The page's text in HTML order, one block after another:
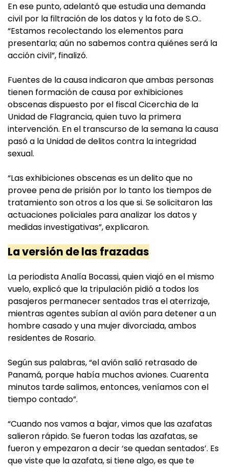
En ese punto, adelantó que estudia una demanda
civil por la filtración de los datos y la foto de S.O..
“Estamos recolectando los elementos para
presentarla; aún no sabemos contra quiénes será la
acción civil”, finalizó.
Fuentes de la causa indicaron que ambas personas
tienen formación de causa por exhibiciones
obscenas dispuesto por el fiscal Cicerchia de la
Unidad de Flagrancia, quien tuvo la primera
intervención. En el transcurso de la semana la causa
pasó a la Unidad de delitos contra la integridad
sexual.
“Las exhibiciones obscenas es un delito que no
provee pena de prisión por lo tanto los tiempos de
tratamiento son otros a los que si. Se solicitaron las
actuaciones policiales para analizar los datos y
medidas investigativas”, explicaron.
La versión de las frazadas
La periodista Analía Bocassi, quien viajó en el mismo
vuelo, explicó que la tripulación pidió a todos los
pasajeros permanecer sentados tras el aterrizaje,
mientras agentes subían al avión para detener a un
hombre casado y una mujer divorciada, ambos
residentes de Rosario.
Según sus palabras, “el avión salió retrasado de
Panamá, porque había muchos aviones. Cuarenta
minutos tarde salimos, entonces, veníamos con el
tiempo contado”.
“Cuando nos vamos a bajar, vimos que las azafatas
salieron rápido. Se fueron todas las azafatas, se
fueron y empezaron a decir ‘se quedan sentados’. Es
que viste que la azafata, si tiene algo, es que te